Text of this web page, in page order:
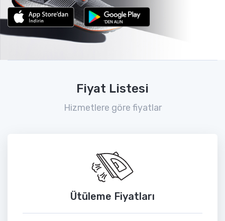
Fiyat Listesi
Hizmetlere göre fiyatlar
Ütüleme Fiyatları